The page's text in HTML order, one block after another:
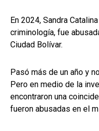
En 2024, Sandra
criminología, fue
Ciudad Bolívar.
Pasó más de un año y
Pero en medio de la
encontraron una
fueron abusadas en el